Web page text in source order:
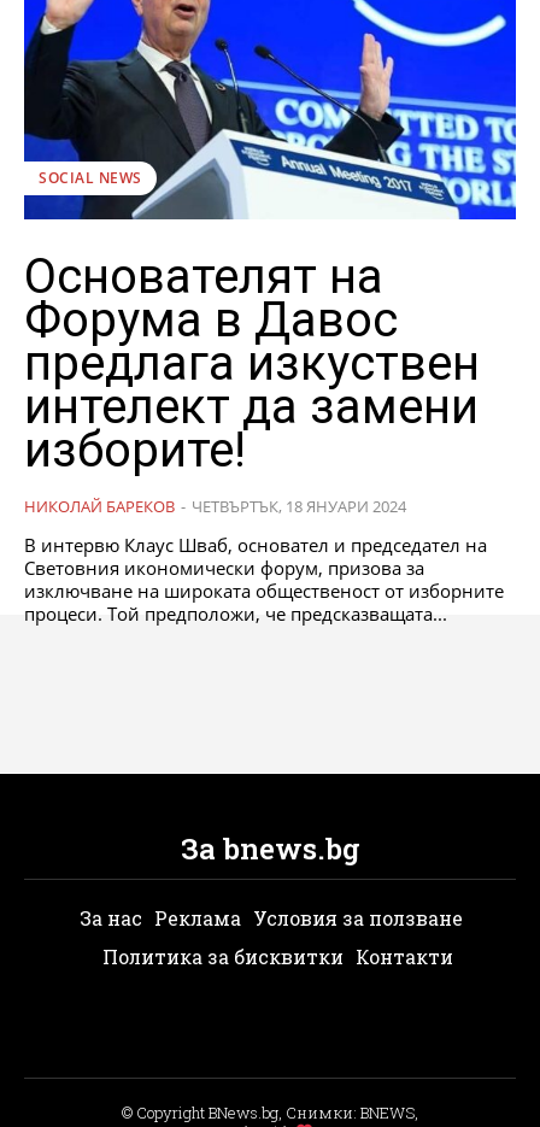
SOCIAL NEWS
Основателят на
Форума в Давос
предлага изкуствен
интелект да замени
изборите!
НИКОЛАЙ БАРЕКОВ - ЧЕТВЪРТЪК, 18 ЯНУАРИ 2024
В интервю Клаус Шваб, основател и председател на
Световния икономически форум, призова за
изключване на широката общественост от изборните
процеси. Той предположи, че предсказващата...
За bnews.bg
За нас Реклама Условия за ползване
Политика за бисквитки Контакти
© Copyright BNews.bg, Снимки: BNEWS,